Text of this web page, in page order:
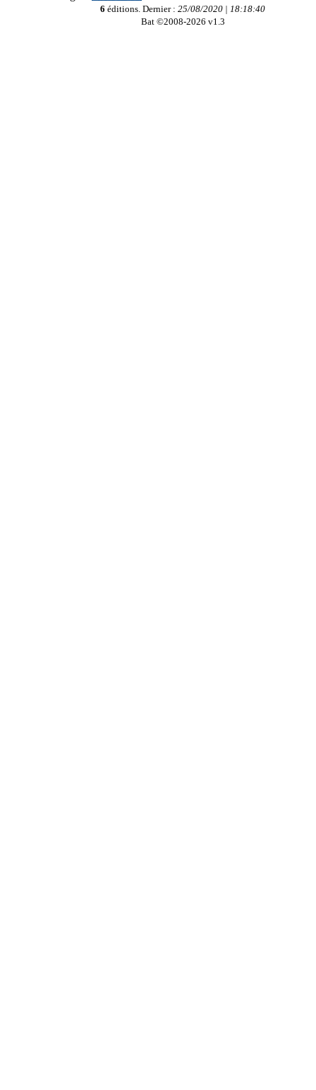
6 éditions. Dernier : 25/08/2020 | 18:18:40
Bat ©2008-2026 v1.3